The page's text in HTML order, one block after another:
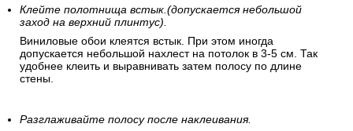
Клейте полотнища встык.(допускается небольшой
заход на верхний плинтус).
Виниловые обои клеятся встык. При этом иногда
допускается небольшой нахлест на потолок в 3-5 см. Так
удобнее клеить и выравнивать затем полосу по длине
стены.
Разглаживайте полосу после наклеивания.